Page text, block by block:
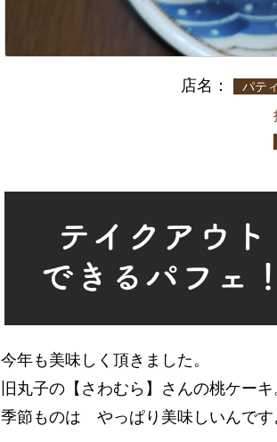
店名： パテ
今年も美味しく頂きました。
旧丸子の【さわむら】さんの桃ケーキ
季節ものは やっぱり美味しいんです